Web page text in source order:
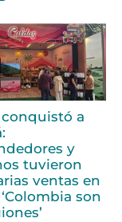
conquistó a
y
tuvieron
ventas en
son